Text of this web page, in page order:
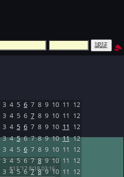
#13 '17 8/18 03:16
3 4 5 6 7 8 9 10 11 12
3 4 5 6 7 8 9 10 11 12
3 4 5 6 7 8 9 10 11 12
3 4 5 6 7 8 9 10 11 12
3 4 5 6 7 8 9 10 11 12
3 4 5 6 7 8 9 10 11 12
3 4 5 6 7 8 9 10 11 12